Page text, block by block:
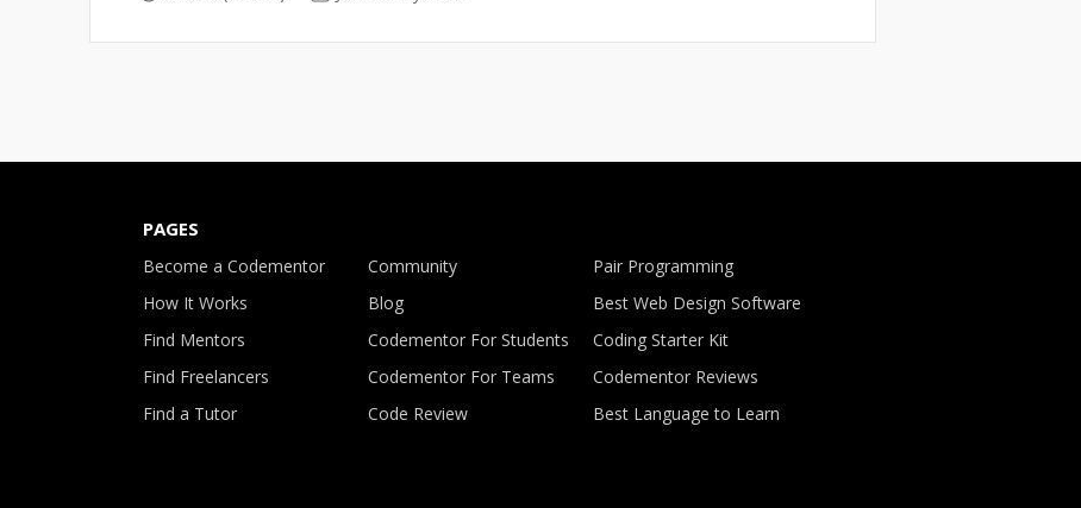
PAGES
Become a Codementor
How It Works
Find Mentors
Find Freelancers
Find a Tutor
Community
Blog
Codementor For Students
Codementor For Teams
Code Review
Pair Programming
Best Web Design Software
Coding Starter Kit
Codementor Reviews
Best Language to Learn